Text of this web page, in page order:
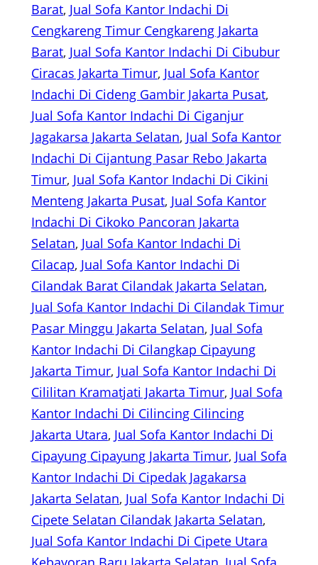
Barat, Jual Sofa Kantor Indachi Di
Cengkareng Timur Cengkareng Jakarta
Barat, Jual Sofa Kantor Indachi Di Cibubur
Ciracas Jakarta Timur, Jual Sofa Kantor
Indachi Di Cideng Gambir Jakarta Pusat
Jual Sofa Kantor Indachi Di Ciganjur
Jagakarsa Jakarta Selatan, Jual Sofa Kantor
Indachi Di Cijantung Pasar Rebo Jakarta
Timur, Jual Sofa Kantor Indachi Di Cikini
Menteng Jakarta Pusat, Jual Sofa Kantor
Indachi Di Cikoko Pancoran Jakarta
Selatan, Jual Sofa Kantor Indachi Di
Cilacap, Jual Sofa Kantor Indachi Di
Cilandak Barat Cilandak Jakarta Selatan
Jual Sofa Kantor Indachi Di Cilandak Timur
Pasar Minggu Jakarta Selatan, Jual Sofa
Kantor Indachi Di Cilangkap Cipayung
Jakarta Timur, Jual Sofa Kantor Indachi Di
Cililitan Kramatjati Jakarta Timur, Jual Sofa
Kantor Indachi Di Cilincing Cilincing
Jakarta Utara, Jual Sofa Kantor Indachi Di
Cipayung Cipayung Jakarta Timur, Jual Sofa
Kantor Indachi Di Cipedak Jagakarsa
Jakarta Selatan, Jual Sofa Kantor Indachi Di
Cipete Selatan Cilandak Jakarta Selatan
Jual Sofa Kantor Indachi Di Cipete Utara